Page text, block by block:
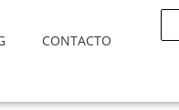
CONTACTO